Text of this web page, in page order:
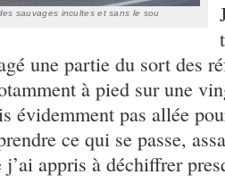
sauvages incultes et sans le sou
une partie du sort des
à pied sur une
évidemment pas allée
ce qui se passe,
j’ai appris à déchiffrer